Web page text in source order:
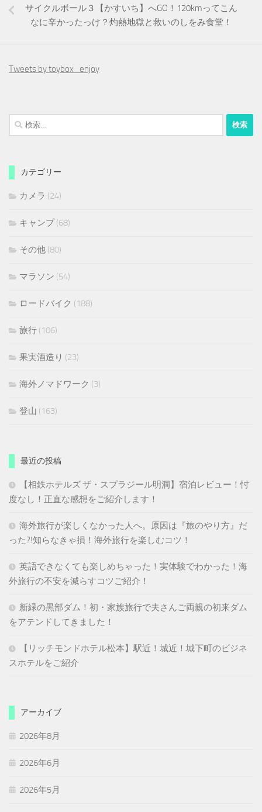
サイクルボール３【かすいち】へGO！120kmってこん
なに辛かったっけ？灼熱地獄と救いのしをみ食堂！
Tweets by toybox_enjoy
検
索:
カテゴリー
カメラ (24)
キャンプ(68)
その他 (80)
マラソン (54)
ロードバイク (188)
旅行 (106)
果実酒造り (23)
海外ノマドワーク (3)
登山 (163)
最近の投稿
【相鉄ホテルズ ザ・スプラジール明洞】宿泊レビュー！忖
度なし！正直な感想をご紹介します！
海外旅行が楽しくなかった人へ。原因は『旅のやり方』だ
った?!知らなきゃ損！海外旅行を楽しむコツ！
英語できなくても楽しめちゃった！実体験でわかった！海
外旅行の不安を減らすコツご紹介！
新緑の黒部ダム！初・家族旅行で夫さんご両親の初来ダム
をアテンドしてきました！
【リッチモンドホテル松本】駅近！城近！城下町のビジネ
スホテルをご紹介
アーカイブ
2026年8月
2026年6月
2026年5月